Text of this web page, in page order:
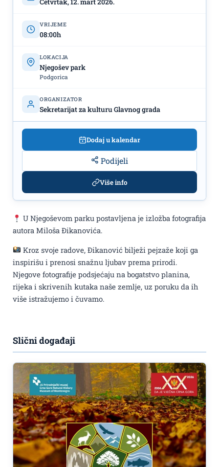
U Njegoševom parku postavljena je izložba fotografija
autora Miloša Đikanovića.
Kroz svoje radove, Đikanović bilježi pejzaže koji ga
inspirišu i prenosi snažnu ljubav prema prirodi.
Njegove fotografije podsjećaju na bogatstvo planina,
rijeka i skrivenih kutaka naše zemlje, uz poruku da ih
više istražujemo i čuvamo.
Četvrtak, 12. mart 2026.
VRIJEME
08:00h
LOKACIJA
Njegošev park
Podgorica
ORGANIZATOR
Sekretarijat za kulturu Glavnog grada
Dodaj u kalendar
Podijeli
Više info
Slični događaji